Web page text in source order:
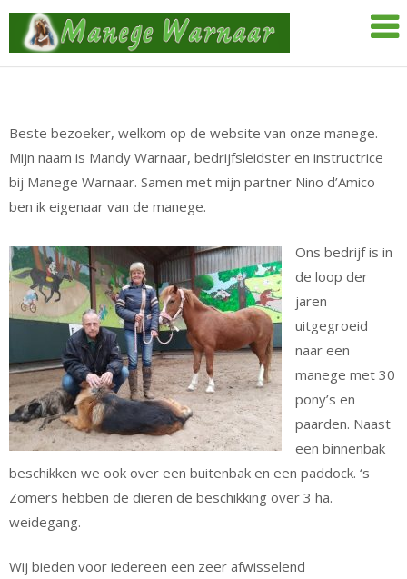
Skip
content
Manege
Beste bezoeker, welkom op de website van onze manege.
Mijn naam is Mandy Warnaar, bedrijfsleidster en instructrice
bij Manege Warnaar. Samen met mijn partner Nino d’Amico
ben ik eigenaar van de manege.
Ons bedrijf is in
de loop der
jaren
uitgegroeid
naar een
manege met 30
pony’s en
paarden. Naast
een binnenbak
beschikken we ook over een buitenbak en een paddock. ‘s
Zomers hebben de dieren de beschikking over 3 ha.
weidegang.
Wij bieden voor iedereen een zeer afwisselend